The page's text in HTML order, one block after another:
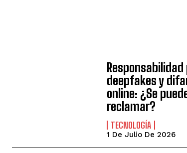
Responsabilidad
deepfakes y
online: ¿Se
reclamar?
TECNOLOGÍA
1 De Julio De 2026